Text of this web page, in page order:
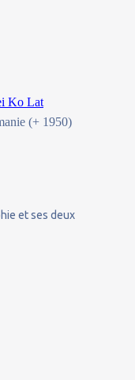
Ko Lat
(+ 1950)
et ses deux